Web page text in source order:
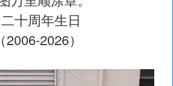
二十周年生日
（2006-2026）